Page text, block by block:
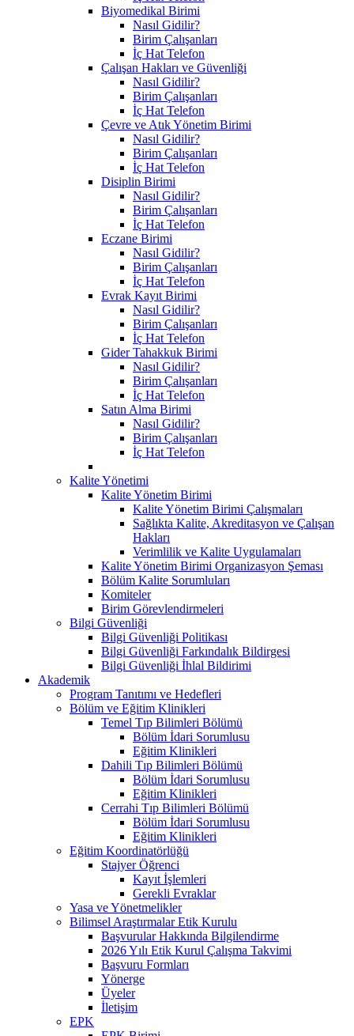
Biyomedikal Birimi
Nasıl Gidilir?
Birim Çalışanları
İç Hat Telefon
Çalışan Hakları ve Güvenliği
Nasıl Gidilir?
Birim Çalışanları
İç Hat Telefon
Çevre ve Atık Yönetim Birimi
Nasıl Gidilir?
Birim Çalışanları
İç Hat Telefon
Disiplin Birimi
Nasıl Gidilir?
Birim Çalışanları
İç Hat Telefon
Eczane Birimi
Nasıl Gidilir?
Birim Çalışanları
İç Hat Telefon
Evrak Kayıt Birimi
Nasıl Gidilir?
Birim Çalışanları
İç Hat Telefon
Gider Tahakkuk Birimi
Nasıl Gidilir?
Birim Çalışanları
İç Hat Telefon
Satın Alma Birimi
Nasıl Gidilir?
Birim Çalışanları
İç Hat Telefon
Kalite Yönetimi
Kalite Yönetim Birimi
Kalite Yönetim Birimi Çalışmaları
Sağlıkta Kalite, Akreditasyon ve Çalışan
Hakları
Verimlilik ve Kalite Uygulamaları
Kalite Yönetim Birimi Organizasyon Şeması
Bölüm Kalite Sorumluları
Komiteler
Birim Görevlendirmeleri
Bilgi Güvenliği
Bilgi Güvenliği Politikası
Bilgi Güvenliği Farkındalık Bildirgesi
Bilgi Güvenliği İhlal Bildirimi
Akademik
Program Tanıtımı ve Hedefleri
Bölüm ve Eğitim Klinikleri
Temel Tıp Bilimleri Bölümü
Bölüm İdari Sorumlusu
Eğitim Klinikleri
Dahili Tıp Bilimleri Bölümü
Bölüm İdari Sorumlusu
Eğitim Klinikleri
Cerrahi Tıp Bilimleri Bölümü
Bölüm İdari Sorumlusu
Eğitim Klinikleri
Eğitim Koordinatörlüğü
Stajyer Öğrenci
Kayıt İşlemleri
Gerekli Evraklar
Yasa ve Yönetmelikler
Bilimsel Araştırmalar Etik Kurulu
Başvurular Hakkında Bilgilendirme
2026 Yılı Etik Kurul Çalışma Takvimi
Başvuru Formları
Yönerge
Üyeler
İletişim
EPK